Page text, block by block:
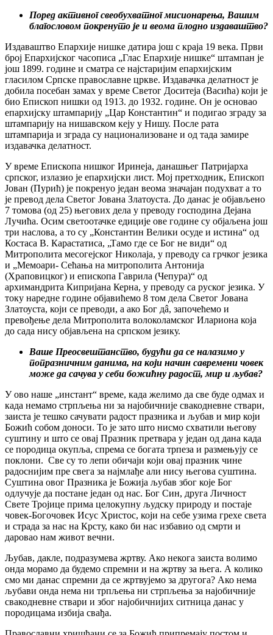
Поред активног свеобухватног мисионарења, Вашим
благословом покренуто је и веома плодно издаваштво?
Издаваштво Епархије нишке датира још с краја 19 века. Први
број Епархијског часописа „Глас Епархије нишке“ штампан је
још 1899. године и сматра се најстаријим епархијским
гласилом Српске православне цркве. Издавачка делатност је
добила посебан замах у време Светог Доситеја (Васића) који је
био Епископ нишки од 1913. до 1932. године. Он је основао
епархијску штампарију „Цар Константин“ и подигао зграду за
штампарију на нишавском кеју у Нишу. После рата
штампарија и зграда су национализоване и од тада замире
издавачка делатност.
У време Епископа нишког Иринеја, данашњег Патријарха
српског, излазио је епархијски лист. Мој претходник, Епископ
Јован (Пурић) је покренуо један веома значајан подухват а то
је превод дела Светог Јована Златоуста. До данас је објављено
7 томова (од 25) његових дела у преводу господина Дејана
Лучића. Осим светоотачке едиције ове године су објаљена још
три наслова, а то су „Константин Велики осуде и истина“ од
Костаса В. Карастатиса, „Тамо где се Бог не види“ од
Митрополита месогејског Николаја, у преводу са грчког језика
и „Мемоари- Сећања на митрополита Антонија
(Храповицког) и епископа Гаврила (Чепура)“ од
архимандрита Кипријана Керна, у преводу са руског језика. У
току наредне године објавићемо 8 том дела Светог Јована
Златоуста, који се преводи, а ако Бог дâ, започећемо и
превођење дела Митрополита волоколамског Илариона која
до сада нису објављена на српском језику.
Ваше Преосвештанство, будући да се налазимо у
попразничним данима, на који начин савремени човек
може да сачува у себи божићну радост, мир и љубав?
У ово наше „инстант“ време, када желимо да све буде одмах и
када немамо стрпљења ни за најобичније свакодневне ствари,
заиста је тешко сачувати радост празника и љубав и мир који
Божић собом доноси. То је зато што нисмо схватили његову
суштину и што се овај Празник претвара у један од дана када
се породица окупља, спрема се богата трпеза и размењују се
поклони. Све су то лепи обичаји који овај празник чине
радоснијим пре свега за најмлађе али нису његова суштина.
Суштина овог Празника је Божија љубав због које Бог
одлучује да постане један од нас. Бог Син, друга Личност
Свете Тројице прима целокупну људску природу и постаје
човек-Богочовек Исус Христос, који на себе узима грехе света
и страда за нас на Крсту, како би нас избавио од смрти и
даровао нам живот вечни.
Љубав, дакле, подразумева жртву. Ако некога заиста волимо
онда морамо да будемо спремни и на жртву за њега. А колико
смо ми данас спремни да се жртвујемо за другога? Ако нема
љубави онда нема ни трпљења ни стрпљења за најобичније
свакодневне ствари и због најобичнијих ситница данас у
породицама избија свађа.